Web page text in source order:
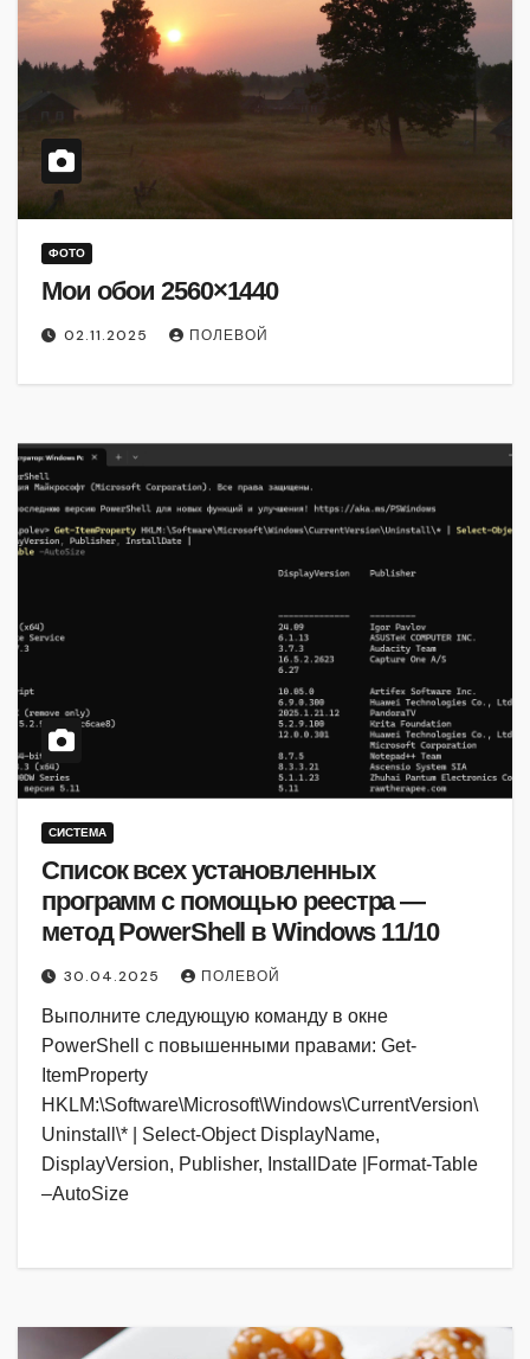
ФОТО
Мои обои 2560×1440
02.11.2025 ПОЛЕВОЙ
СИСТЕМА
Список всех установленных
программ с помощью реестра —
метод PowerShell в Windows 11/10
30.04.2025 ПОЛЕВОЙ
Выполните следующую команду в окне
PowerShell с повышенными правами: Get-
ItemProperty
HKLM:\Software\Microsoft\Windows\CurrentVersion\
Uninstall\* | Select-Object DisplayName,
DisplayVersion, Publisher, InstallDate |Format-Table
–AutoSize